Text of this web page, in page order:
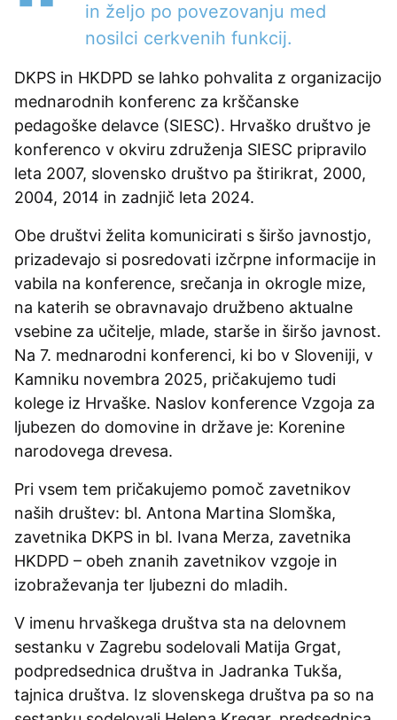
in željo po povezovanju med
nosilci cerkvenih funkcij.
DKPS in HKDPD se lahko pohvalita z organizacijo
mednarodnih konferenc za krščanske
pedagoške delavce (SIESC). Hrvaško društvo je
konferenco v okviru združenja SIESC pripravilo
leta 2007, slovensko društvo pa štirikrat, 2000,
2004, 2014 in zadnjič leta 2024.
Obe društvi želita komunicirati s širšo javnostjo,
prizadevajo si posredovati izčrpne informacije in
vabila na konference, srečanja in okrogle mize,
na katerih se obravnavajo družbeno aktualne
vsebine za učitelje, mlade, starše in širšo javnost.
Na 7. mednarodni konferenci, ki bo v Sloveniji, v
Kamniku novembra 2025, pričakujemo tudi
kolege iz Hrvaške. Naslov konference Vzgoja za
ljubezen do domovine in države je: Korenine
narodovega drevesa.
Pri vsem tem pričakujemo pomoč zavetnikov
naših društev: bl. Antona Martina Slomška,
zavetnika DKPS in bl. Ivana Merza, zavetnika
HKDPD – obeh znanih zavetnikov vzgoje in
izobraževanja ter ljubezni do mladih.
V imenu hrvaškega društva sta na delovnem
sestanku v Zagrebu sodelovali Matija Grgat,
podpredsednica društva in Jadranka Tukša,
tajnica društva. Iz slovenskega društva pa so na